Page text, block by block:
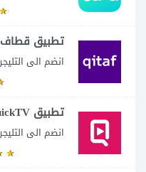
تطبيق قطاف
تطبيق QuickTV